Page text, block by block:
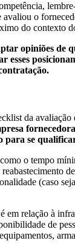
avaliou o
do contexto
opiniões de
esses
da avaliação
para se
o tempo
de
(caso
em relação à
de